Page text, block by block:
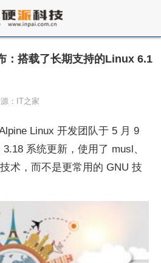
搭载了长期支持的Linux 6.1
：IT之家
Linux 开发团队于 5 月 9
系统更新，使用了 musl、
术，而不是更常用的 GNU 技